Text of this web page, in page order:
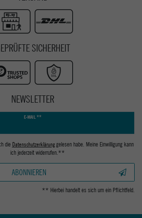
SICHERHEIT
NEWSLETTER
E-MAIL **
die Daten­schutz­erklärunggelesen habe. Meine Einwilligung kann
ich jederzeit widerrufen.**
ABONNIEREN
** Hierbei handelt es sich um ein Pflichtfeld.